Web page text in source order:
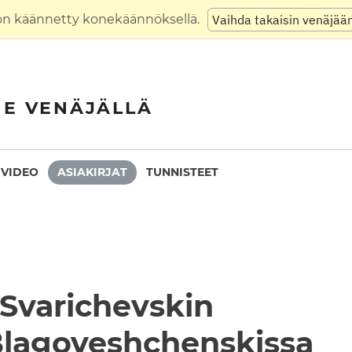
käännetty konekäännöksellä. Vaihda takaisin
VENÄJÄLLÄ
VIDEO ASIAKIRJAT TUNNISTEET